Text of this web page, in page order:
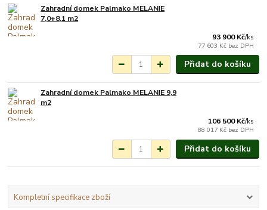
Zahradní domek Palmako MELANIE
7,0+8,1 m2
93 900 Kč/ks
77 603 Kč bez DPH
Přidat do košíku
Zahradní domek Palmako MELANIE 9,9
m2
106 500 Kč/ks
88 017 Kč bez DPH
Přidat do košíku
Kompletní specifikace zboží